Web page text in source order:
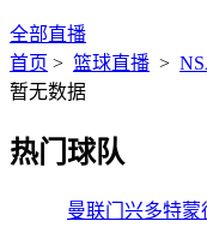
全部直播
首页 > 篮球直播 >
暂无数据
热门球队
曼联门兴多特蒙